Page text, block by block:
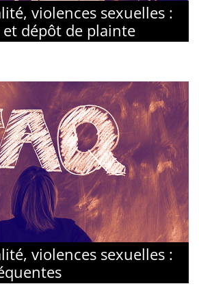
violences sexuelles :
dépôt de plainte
violences sexuelles :